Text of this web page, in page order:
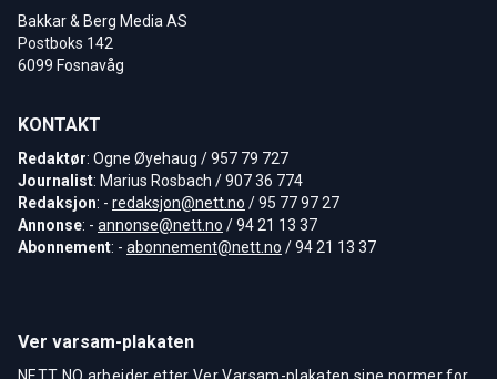
Bakkar & Berg Media AS
Postboks 142
6099 Fosnavåg
KONTAKT
Redaktør: Ogne Øyehaug / 957 79 727
Journalist: Marius Rosbach / 907 36 774
Redaksjon: - redaksjon@nett.no / 95 77 97 27
Annonse: - annonse@nett.no / 94 21 13 37
Abonnement: - abonnement@nett.no / 94 21 13 37
Ver varsam-plakaten